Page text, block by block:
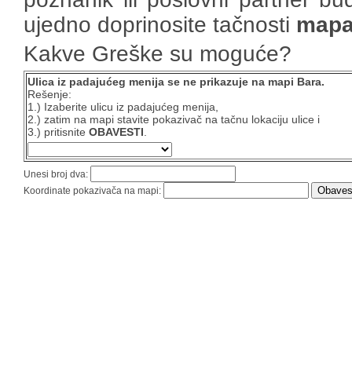
ujedno doprinosite tačnosti
Kakve Greške su moguće?
Ulica iz padajućeg menija se ne prikazuje na mapi Bara.
Rešenje:
1.) Izaberite ulicu iz padajućeg menija,
2.) zatim na mapi stavite pokazivač na tačnu lokaciju ulice i
3.) pritisnite OBAVESTI
Unesi broj dva:
Koordinate pokazivača na mapi: